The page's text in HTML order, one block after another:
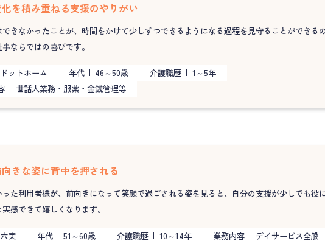
を積み重ねる支援のやりがい
できなかったことが、時間をかけて少しずつできるようになる過程を見守ることができる
ならではの喜びです。
ドットホーム 年代 46～50歳 介護職歴
1～5年
世話人業務・服薬・金銭管理等
きな姿に背中を押される
った利用者様が、前向きになって笑顔で過ごされる姿を見ると、自分の支援が少しでも役
感できて嬉しくなります。
六実 年代 51～60歳 介護職歴 10～14年 業務内容 デイサービス全般